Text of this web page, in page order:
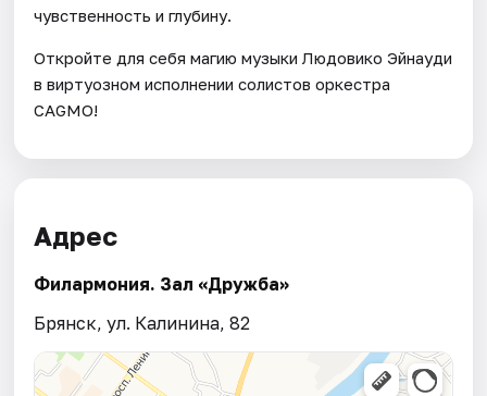
чувственность и глубину.
Откройте для себя магию музыки Людовико Эйнауди
в виртуозном исполнении солистов оркестра
CAGMO!
Адрес
Филармония. Зал «Дружба»
Брянск, ул. Калинина, 82